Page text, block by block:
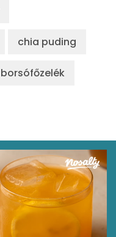
chia puding
borsófőzelék